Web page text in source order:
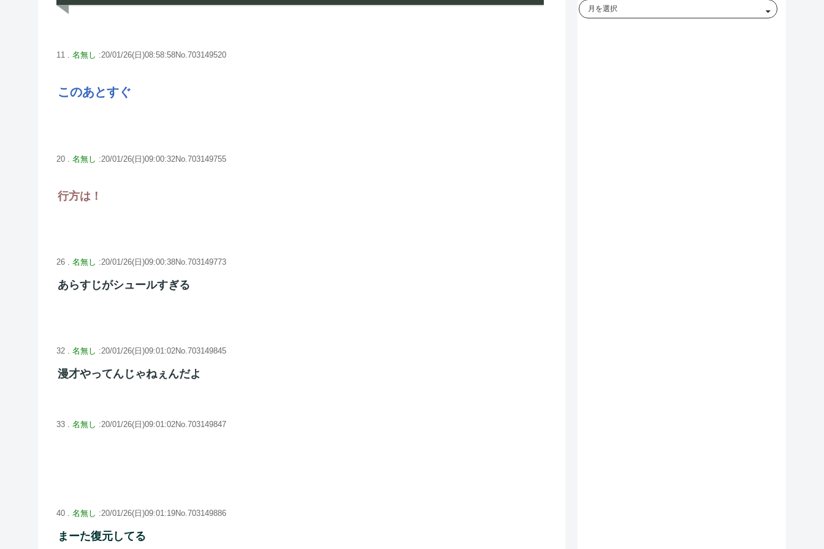
11 . 名無し :20/01/26(日)08:58:58No.703149520
このあとすぐ
20 . 名無し :20/01/26(日)09:00:32No.703149755
行方は！
26 . 名無し :20/01/26(日)09:00:38No.703149773
あらすじがシュールすぎる
32 . 名無し :20/01/26(日)09:01:02No.703149845
漫才やってんじゃねぇんだよ
33 . 名無し :20/01/26(日)09:01:02No.703149847
40 . 名無し :20/01/26(日)09:01:19No.703149886
まーた復元してる